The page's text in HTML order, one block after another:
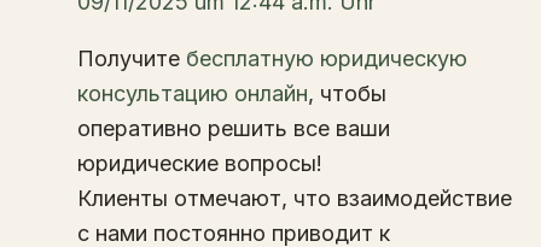
Получите бесплатную юридическую
консультацию онлайн, чтобы
оперативно решить все ваши
юридические вопросы!
Клиенты отмечают, что взаимодействие
с нами постоянно приводит к